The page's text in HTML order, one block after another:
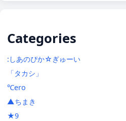
Categories
:しあのぴか☆ぎゅーい
「タカシ」
℃ero
▲ちまき
★9